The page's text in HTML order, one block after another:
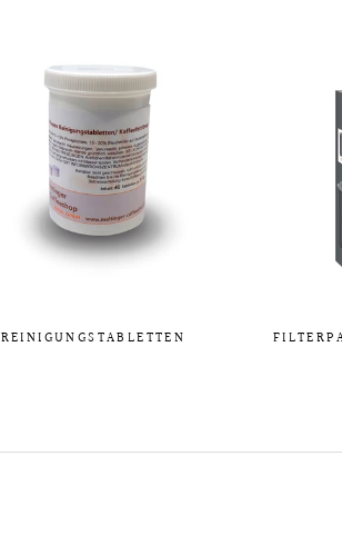
REINIGUNGSTABLETTEN